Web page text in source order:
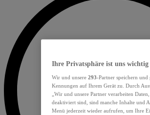
Ihre Privatsphäre ist uns wichtig
Wir und unsere 293-Partner speichern
Kennungen auf Ihrem Gerät zu. Durch
„Wir und unsere Partner verarbeiten
deaktiviert sind, sind manche Inhalte und
Menü jederzeit wieder aufrufen, um Ihre